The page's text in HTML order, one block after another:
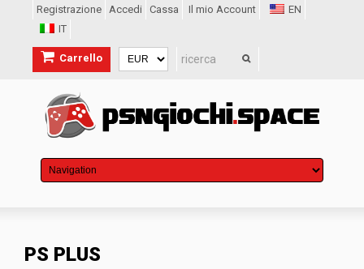
Registrazione Accedi Cassa Il mio Account
EN
IT
Carrello
PS PLUS